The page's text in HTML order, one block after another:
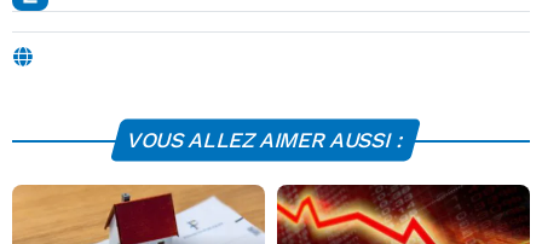
VOUS ALLEZ AIMER AUSSI :